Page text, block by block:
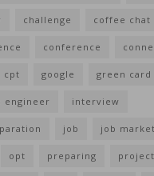
challenge coffee chat
conference
cpt google green card
engineer interview
job job market
opt preparing project